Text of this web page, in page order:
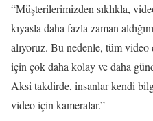
“Müşterilerimizden sıklıkla,
kıyasla daha fazla zaman
alıyoruz. Bu nedenle, tüm
için çok daha kolay ve daha
Aksi takdirde, insanlar kendi
video için kameralar.”